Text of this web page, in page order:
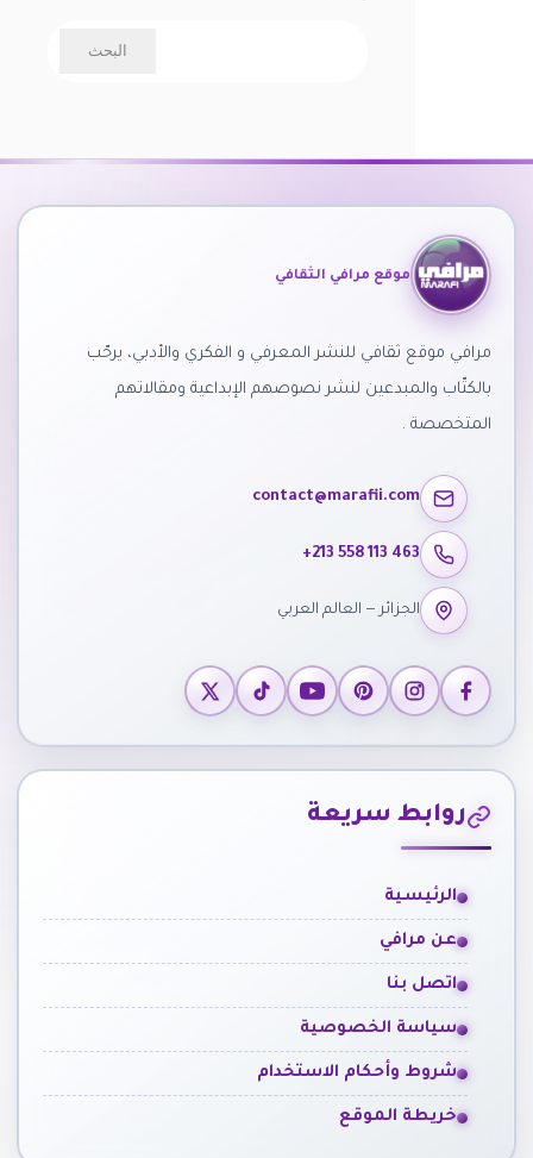
موقع مرافي الثقافي
مرافي موقع ثقافي للنشر المعرفي و الفكري والأدبي، يرحّب
بالكتّاب والمبدعين لنشر نصوصهم الإبداعية ومقالاتهم
المتخصصة .
contact@marafii.com
+213 558 113 463
الجزائر — العالم العربي
روابط سريعة
الرئيسية
عن مرافي
اتصل بنا
سياسة الخصوصية
شروط وأحكام الاستخدام
خريطة الموقع